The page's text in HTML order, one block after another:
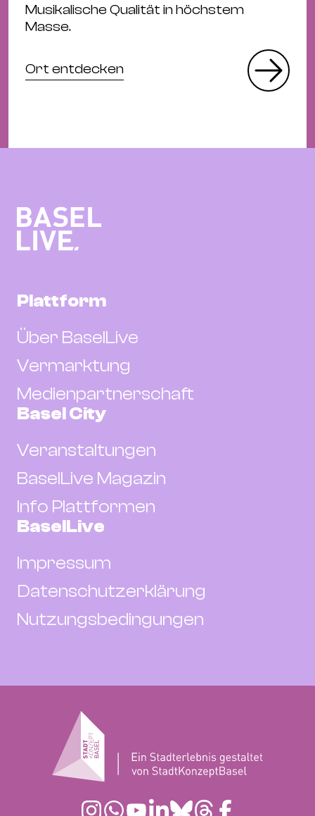
Musikalische Qualität in höchstem
Masse.
Ort entdecken
Plattform
Über BaselLive
Vermarktung
Medienpartnerschaft
Basel City
Veranstaltungen
BaselLive Magazin
Info Plattformen
BaselLive
Impressum
Datenschutzerklärung
Nutzungsbedingungen